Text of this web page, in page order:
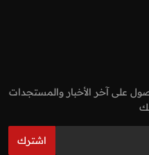
على آخر الأخبار والمستجدات
اشترك